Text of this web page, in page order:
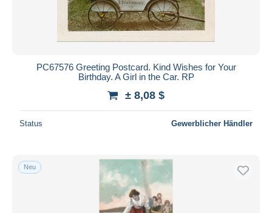
PC67576 Greeting Postcard. Kind Wishes for Your
Birthday. A Girl in the Car. RP
± 8,08 $
Status Gewerblicher Händler
Neu